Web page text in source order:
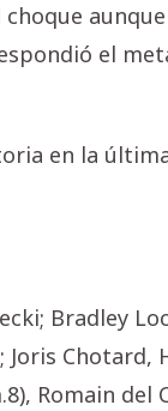
choque
el
en la
Bradley
Joris
Romain del